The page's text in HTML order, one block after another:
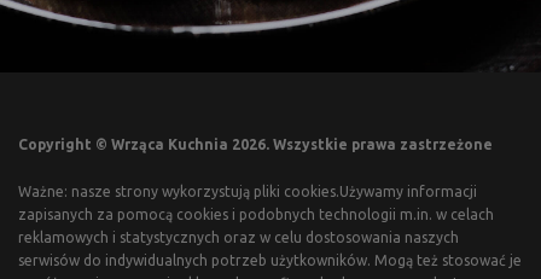
Copyright © Wrząca Kuchnia 2026. Wszystkie prawa zastrzeżone
Ważne: nasze strony wykorzystują pliki cookies.Używamy informacji
zapisanych za pomocą cookies i podobnych technologii m.in. w celach
reklamowych i statystycznych oraz w celu dostosowania naszych
serwisów do indywidualnych potrzeb użytkowników. Mogą też stosować je